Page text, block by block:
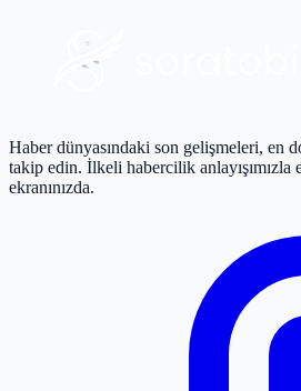
Haber dünyasındaki son gelişmeleri, en
takip edin. İlkeli habercilik anlayışımızla
ekranınızda.